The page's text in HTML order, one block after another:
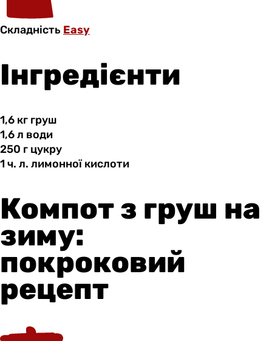
Складність Easy
Інгредієнти
1,6 кг груш
1,6 л води
250 г цукру
1 ч. л. лимонної кислоти
Компот з груш на
зиму:
покроковий
рецепт